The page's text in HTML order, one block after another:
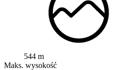
544 m
Maks. wysokość